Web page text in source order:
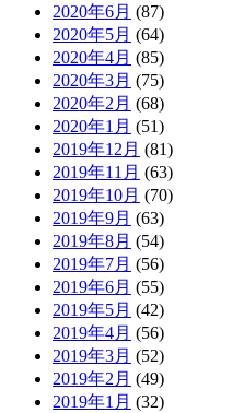
2020年6月 (87)
2020年5月 (64)
2020年4月 (85)
2020年3月 (75)
2020年2月 (68)
2020年1月 (51)
2019年12月 (81)
2019年11月 (63)
2019年10月 (70)
2019年9月 (63)
2019年8月 (54)
2019年7月 (56)
2019年6月 (55)
2019年5月 (42)
2019年4月 (56)
2019年3月 (52)
2019年2月 (49)
2019年1月 (32)